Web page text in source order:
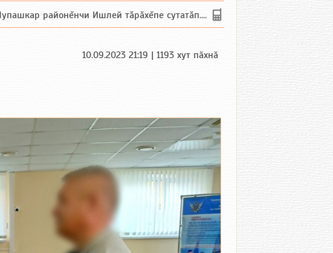
районĕнчи Ишлей тăрăхĕпе сутатăп. Ха...
10.09.2023 21:19 | 1193 хут пӑхнӑ